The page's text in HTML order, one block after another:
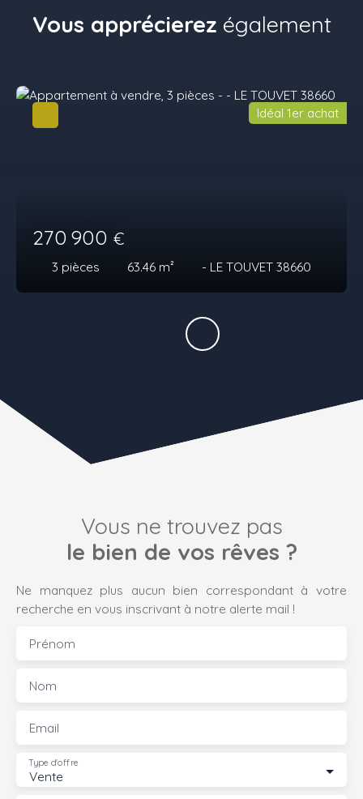
Vous apprécierez également
270 900 €
3 pièces 63.46 m² - LE TOUVET 38660
Idéal 1er achat
Vous ne trouvez pas
le bien de vos rêves ?
Ne manquez plus aucun bien correspondant à votre
recherche en vous inscrivant à notre alerte mail !
Prénom
Nom
Email
Vente
Type d'offre